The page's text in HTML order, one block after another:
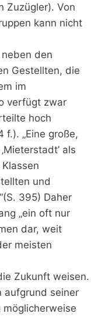
Zuzügler). Von
kann nicht
den
Gestellten, die
im
verfügt zwar
hoch
f.). „Eine große,
als
und
395) Daher
„ein oft nur
dar, weit
meisten
Zukunft weisen.
aufgrund seiner